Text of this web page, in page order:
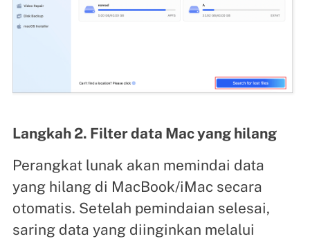
Langkah 2. Filter data Mac yang hilang
Perangkat lunak akan memindai data
yang hilang di MacBook/iMac secara
otomatis. Setelah pemindaian selesai,
saring data yang diinginkan melalui